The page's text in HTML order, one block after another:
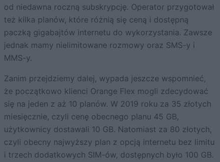
od niedawna roczną subskrypcję. Operator przygotował
też kilka planów, które różnią się ceną i dostępną
paczką gigabajtów internetu do wykorzystania. Zawsze
jednak mamy nielimitowane rozmowy oraz SMS-y i
MMS-y.
Zanim przejdziemy dalej, wypada jeszcze wspomnieć,
że początkowo klienci Orange Flex mogli zdecydować
się na jeden z aż 10 planów. W 2019 roku za 35 złotych
miesięcznie, czyli cenę obecnego planu 45 GB,
użytkownicy dostawali 10 GB. Natomiast za 80 złotych,
czyli obecny najwyższy plan z opcją internetu bez limitu
i trzech dodatkowych SIM-ów, dostępnych było 100 GB.